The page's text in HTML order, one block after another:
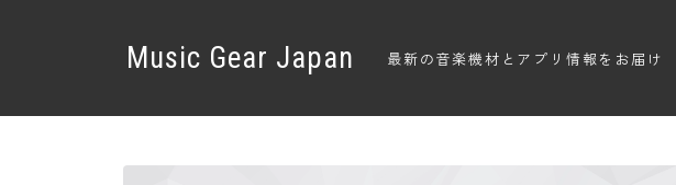
Music Gear Japan 最新の音楽機材とアプリ情報をお届け